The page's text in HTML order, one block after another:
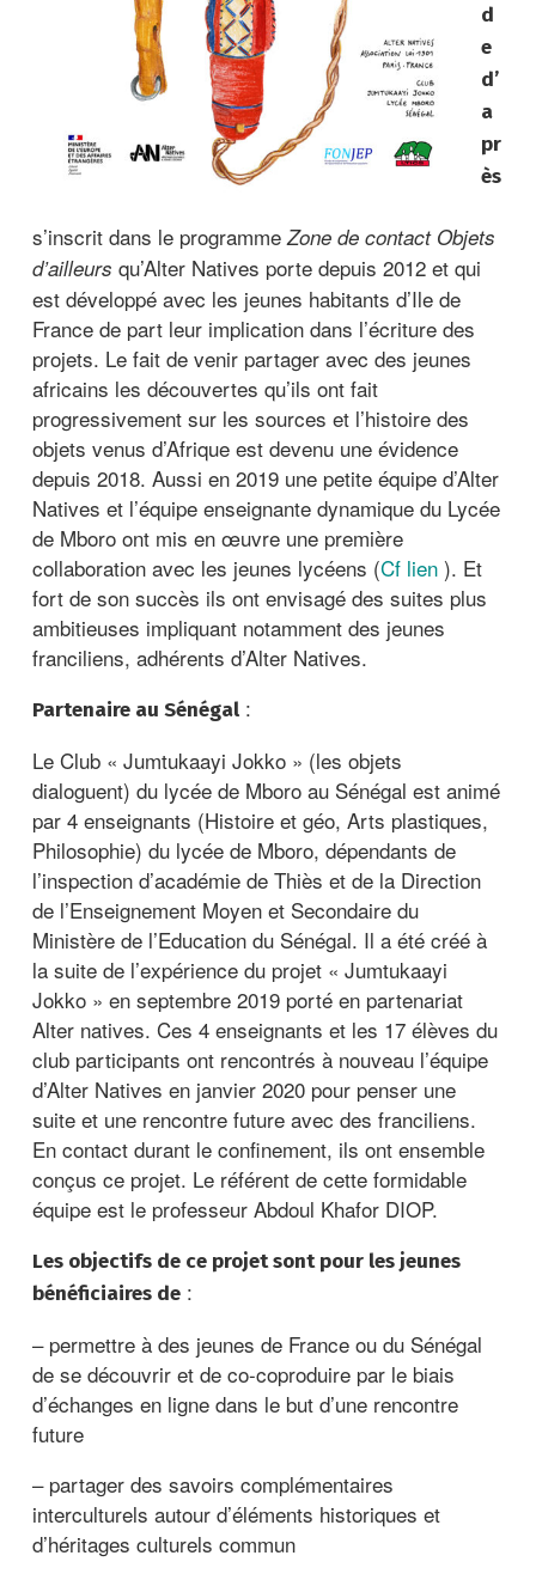
d
e
d’
a
pr
ès
s’inscrit dans le programme Zone de contact Objets
d’ailleurs qu’Alter Natives porte depuis 2012 et qui
est développé avec les jeunes habitants d’Ile de
France de part leur implication dans l’écriture des
projets. Le fait de venir partager avec des jeunes
africains les découvertes qu’ils ont fait
progressivement sur les sources et l’histoire des
objets venus d’Afrique est devenu une évidence
depuis 2018. Aussi en 2019 une petite équipe d’Alter
Natives et l’équipe enseignante dynamique du Lycée
de Mboro ont mis en œuvre une première
collaboration avec les jeunes lycéens (Cf lien). Et
fort de son succès ils ont envisagé des suites plus
ambitieuses impliquant notamment des jeunes
franciliens, adhérents d’Alter Natives.
Partenaire au Sénégal:
Le Club « Jumtukaayi Jokko » (les objets
dialoguent) du lycée de Mboro au Sénégal est animé
par 4 enseignants (Histoire et géo, Arts plastiques,
Philosophie) du lycée de Mboro, dépendants de
l’inspection d’académie de Thiès et de la Direction
de l’Enseignement Moyen et Secondaire du
Ministère de l’Education du Sénégal. Il a été créé à
la suite de l’expérience du projet « Jumtukaayi
Jokko » en septembre 2019 porté en partenariat
Alter natives. Ces 4 enseignants et les 17 élèves du
club participants ont rencontrés à nouveau l’équipe
d’Alter Natives en janvier 2020 pour penser une
suite et une rencontre future avec des franciliens.
En contact durant le confinement, ils ont ensemble
conçus ce projet. Le référent de cette formidable
équipe est le professeur Abdoul Khafor DIOP.
Les objectifs de ce projet sont pour les jeunes
bénéficiaires de:
– permettre à des jeunes de France ou du Sénégal
de se découvrir et de co-coproduire par le biais
d’échanges en ligne dans le but d’une rencontre
future
– partager des savoirs complémentaires
interculturels autour d’éléments historiques et
d’héritages culturels commun